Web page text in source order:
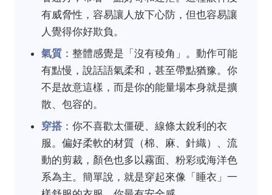
有威脅性，容易讓人放下心防，但也容易讓
人覺得你好欺負。
氣質 ：整體感覺是「沒有稜角」。動作可能
有點慢，說話語氣柔和，甚至帶點猶豫。你
不是故意這樣，而是你的能量場本身就是擴
散、包容的。
穿搭 ：你不喜歡太僵硬、線條太銳利的衣
服。偏好柔軟的材質（棉、麻、針織）、流
動的剪裁，顏色也多以霧面、粉彩或海洋色
系為主。簡單說，就是穿起來像「睡衣」一